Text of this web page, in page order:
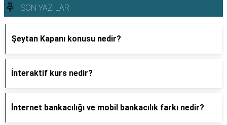
SON YAZILAR
Şeytan Kapanı konusu nedir?
İnteraktif kurs nedir?
İnternet bankacılığı ve mobil bankacılık farkı nedir?